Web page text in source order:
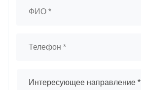
Интересующее направление *